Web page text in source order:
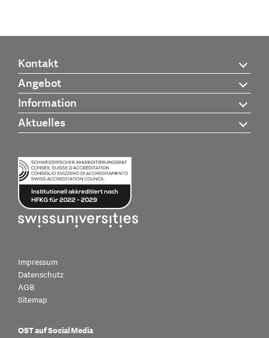
Kontakt
Angebot
Information
Aktuelles
Impressum
Datenschutz
AGB
Sitemap
OST auf Social Media